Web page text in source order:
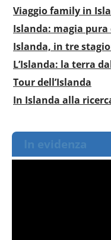
Viaggio family in
Islanda: magia pura
Islanda, in tre
L’Islanda: la terra
Tour dell’Islanda
In Islanda alla
In evidenza